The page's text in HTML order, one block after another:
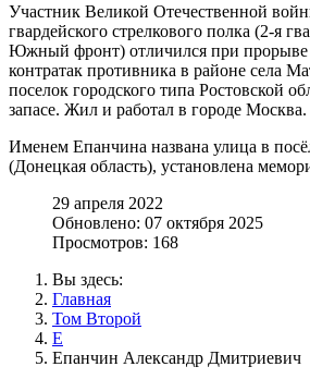
Участник Великой Отечественной
гвардейского стрелкового полка (2-я
Южный фронт) отличился при
контратак противника в районе села
поселок городского типа Ростовской
запасе. Жил и работал в городе Москва.
Именем Епанчина названа улица в
(Донецкая область), установлена
29 апреля 2022
Обновлено: 07 октября 2025
Просмотров: 168
Вы здесь:
Главная
Том Второй
Е
Епанчин Александр Дмитриевич